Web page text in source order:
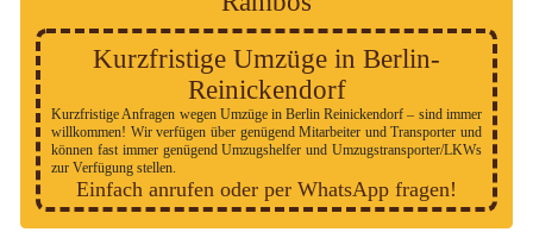
Kurzfristige Umzüge in Berlin-
Reinickendorf
Kurzfristige Anfragen wegen Umzüge in Berlin Reinickendorf – sind immer
willkommen! Wir verfügen über genügend Mitarbeiter und Transporter und
können fast immer genügend Umzugshelfer und Umzugstransporter/LKWs
zur Verfügung stellen.
Einfach anrufen oder per WhatsApp fragen!